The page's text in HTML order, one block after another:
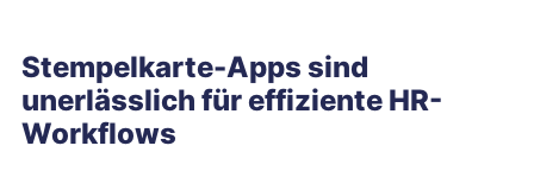
Stempelkarte-Apps sind
unerlässlich für effiziente HR-
Workflows